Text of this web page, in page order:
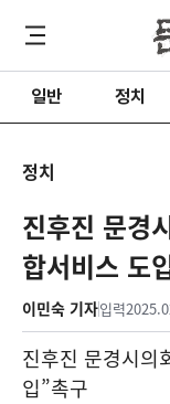
일반 정치
정치
진후진 문경
합서비스 도
이민숙 기자입력
진후진 문경시의
입”촉구